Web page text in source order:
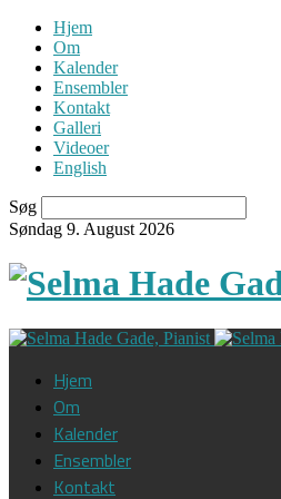
Hjem
Om
Kalender
Ensembler
Kontakt
Galleri
Videoer
English
Søg
Søndag 9. August 2026
Hjem
Om
Kalender
Ensembler
Kontakt